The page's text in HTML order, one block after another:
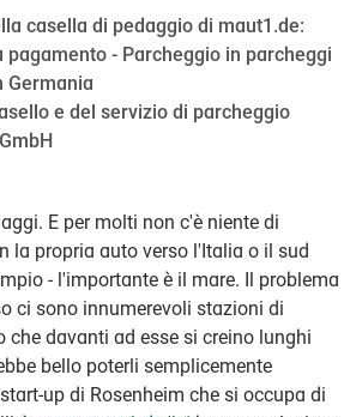
casella di pedaggio di maut1.de:
pagamento - Parcheggio in parcheggi
Germania
e del servizio di parcheggio
E per molti non c'è niente di
la propria auto verso l'Italia o il sud
- l'importante è il mare. Il problema
ci sono innumerevoli stazioni di
che davanti ad esse si creino lunghi
bello poterli semplicemente
up di Rosenheim che si occupa di